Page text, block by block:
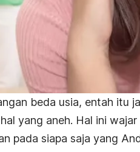
beda usia, entah itu
yang aneh. Hal ini
pada siapa saja yang